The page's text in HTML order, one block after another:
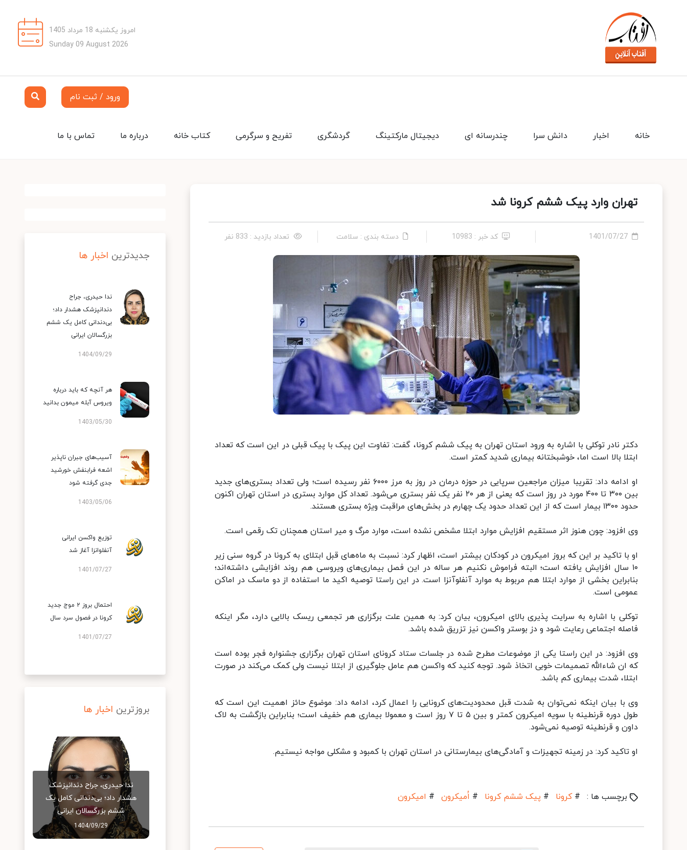
امروز یکشنبه 18 مرداد 1405
Sunday 09 August 2026
ورود / ثبت نام
تماس با ما درباره ما کتاب خانه تفریح و سرگرمی گردشگری دیجیتال مارکتینگ چندرسانه ای دانش سرا اخبار خانه
تهران وارد پیک ششم کرونا شد
1401/07/27 کد خبر : 10983 دسته بندی : سلامت تعداد بازدید : 833 نفر
دکتر نادر توکلی با اشاره به ورود استان تهران به پیک ششم کرونا،‌ گفت: تفاوت این پیک با پیک قبلی در این است که تعداد
ابتلا بالا است اما، خوشبختانه بیماری شدید کمتر است.
او ادامه داد: تقریبا میزان مراجعین سرپایی در حوزه درمان در روز به مرز ۶۰۰۰ نفر رسیده است؛ ولی تعداد بستری‌های جدید
بین ۳۰۰ تا ۴۰۰ مورد در روز است که یعنی از هر ۲۰ نفر یک نفر بستری می‌شود. تعداد کل موارد بستری در استان تهران اکنون
حدود ۱۳۰۰ بیمار است که از این تعداد حدود یک چهارم در بخش‌های مراقبت ویژه بستری هستند.
وی افزود: چون هنوز اثر مستقیم افزایش موارد ابتلا مشخص نشده است، موارد مرگ و میر استان همچنان تک رقمی است.
او با تاکید بر این که بروز امیکرون در کودکان بیشتر است،‌ اظهار کرد: نسبت به ماه‌های قبل ابتلای به کرونا در گروه سنی زیر
۱۰ سال افزایش یافته است؛ البته فراموش نکنیم هر ساله در این فصل بیماری‌های ویروسی هم روند افزایشی داشته‌اند؛
بنابراین بخشی از موارد ابتلا هم مربوط به موارد آنفلوآنزا است. در این راستا توصیه اکید ما استفاده از دو ماسک در اماکن
عمومی است.
توکلی با اشاره به سرایت پذیری بالای امیکرون، بیان کرد: به همین علت برگزاری هر تجمعی ریسک بالایی دارد، مگر اینکه
فاصله اجتماعی رعایت شود و دز بوستر واکسن نیز تزریق شده باشد.
وی افزود: در این راستا یکی از موضوعات مطرح شده در جلسات ستاد کرونای استان تهران برگزاری جشنواره فجر بوده است
که ان شاءالله تصمیمات خوبی اتخاذ شود. توجه کنید که واکسن هم عامل جلوگیری از ابتلا نیست ولی کمک می‌کند در صورت
ابتلا، شدت بیماری کم باشد.
وی با بیان اینکه نمی‌توان به شدت قبل محدودیت‌های کرونایی را اعمال کرد، ادامه داد: موضوع حائز اهمیت این است که
طول دوره قرنطینه با سویه امیکرون کمتر و بین ۵ تا ۷ روز است و معمولا بیماری هم خفیف است؛ بنابراین بازگشت به لاک
داون و قرنطینه توصیه نمی‌شود.
او تاکید کرد: در زمینه تجهیزات و آمادگی‌های بیمارستانی در استان تهران با کمبود و مشکلی مواجه نیستیم.
برچسب ها : # کرونا # پیک ششم کرونا # اُمیکرون # امیکرون
جدیدترین اخبار ها
ندا حیدری، جراح
دندانپزشک هشدار داد؛
بی‌دندانی کامل یک ششم
بزرگسالان ایرانی
1404/09/29
هر آنچه که باید درباره
ویروس آبله میمون بدانید
1403/05/30
آسیب‌های جبران ناپذیر
اشعه فرابنفش خورشید
جدی گرفته شود
1403/05/06
توزیع واکسن ایرانی
آنفلوانزا آغاز شد
1401/07/27
احتمال بروز ۲ موج جدید
کرونا در فصول سرد سال
1401/07/27
بروزترین اخبار ها
ندا حیدری، جراح دندانپزشک
هشدار داد؛ بی‌دندانی کامل یک
ششم بزرگسالان ایرانی
1404/09/29